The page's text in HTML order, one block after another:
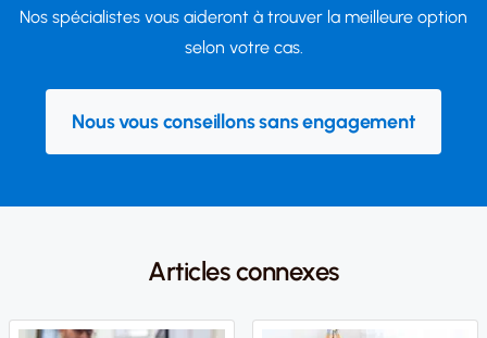
Nos spécialistes vous aideront à trouver la meilleure option
selon votre cas.
Nous vous conseillons sans engagement
Articles connexes